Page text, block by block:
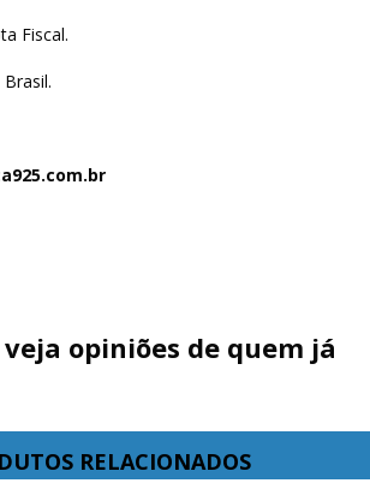
Fiscal.
opiniões de quem já
RELACIONADOS